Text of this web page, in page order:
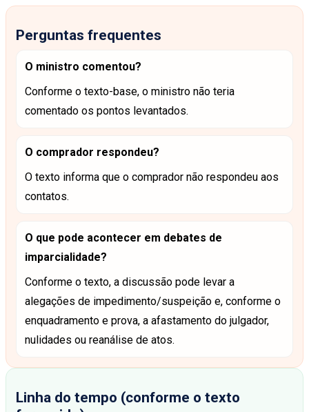
Perguntas frequentes
O ministro comentou?
Conforme o texto-base, o ministro não teria
comentado os pontos levantados.
O comprador respondeu?
O texto informa que o comprador não respondeu aos
contatos.
O que pode acontecer em debates de
imparcialidade?
Conforme o texto, a discussão pode levar a
alegações de impedimento/suspeição e, conforme o
enquadramento e prova, a afastamento do julgador,
nulidades ou reanálise de atos.
Linha do tempo (conforme o texto